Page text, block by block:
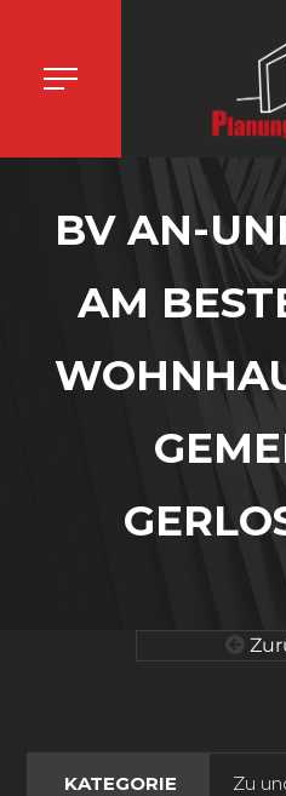
BV AN-
AM
KATEGORIE Zu